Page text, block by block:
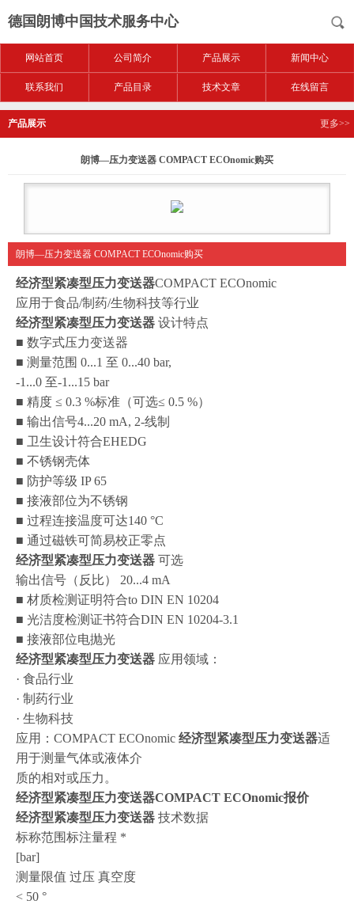
德国朗博中国技术服务中心
网站首页 公司简介 产品展示 新闻中心
联系我们 产品目录 技术文章 在线留言
产品展示 更多>>
朗博—压力变送器 COMPACT ECOnomic购买
朗博—压力变送器 COMPACT ECOnomic购买
经济型紧凑型压力变送器COMPACT ECOnomic
应用于食品/制药/生物科技等行业
经济型紧凑型压力变送器 设计特点
■ 数字式压力变送器
■ 测量范围 0...1 至 0...40 bar,
-1...0 至-1...15 bar
■ 精度 ≤ 0.3 %标准（可选≤ 0.5 %）
■ 输出信号4...20 mA, 2-线制
■ 卫生设计符合EHEDG
■ 不锈钢壳体
■ 防护等级 IP 65
■ 接液部位为不锈钢
■ 过程连接温度可达140 °C
■ 通过磁铁可简易校正零点
经济型紧凑型压力变送器 可选
输出信号（反比） 20...4 mA
■ 材质检测证明符合to DIN EN 10204
■ 光洁度检测证书符合DIN EN 10204-3.1
■ 接液部位电抛光
经济型紧凑型压力变送器 应用领域：
· 食品行业
· 制药行业
· 生物科技
应用：COMPACT ECOnomic 经济型紧凑型压力变送器适
用于测量气体或液体介
质的相对或压力。
经济型紧凑型压力变送器COMPACT ECOnomic报价
经济型紧凑型压力变送器 技术数据
标称范围标注量程 *
[bar]
测量限值 过压 真空度
< 50 °